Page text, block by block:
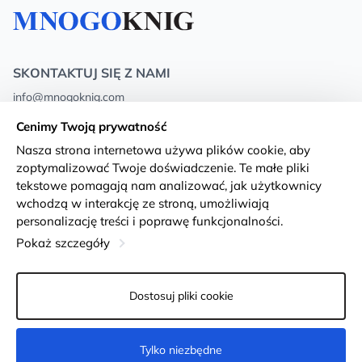
SKONTAKTUJ SIĘ Z NAMI
info@mnogoknig.com
Rīga, Augusta Deglava 69d, LV-1082
O nas
Sklepy
Dostawa i płatność
Karty lojalnościowe
Dla klientów hurtowych
Privacy Policy
Warunki i zasady
Returns
Ustawienia plików cookie
Cenimy Twoją prywatność
Nasza strona internetowa używa plików cookie, aby
zoptymalizować Twoje doświadczenie. Te małe pliki
tekstowe pomagają nam analizować, jak użytkownicy
wchodzą w interakcję ze stroną, umożliwiają
personalizację treści i poprawę funkcjonalności.
Pokaż szczegóły
Dostosuj pliki cookie
Tylko niezbędne